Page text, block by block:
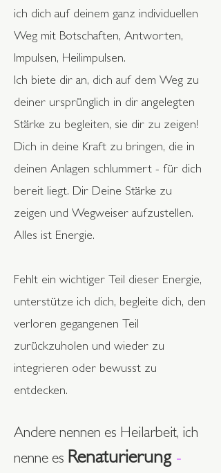
ich dich auf deinem ganz individuellen
Weg mit Botschaften, Antworten,
Impulsen, Heilimpulsen.
Ich biete dir an, dich auf dem Weg zu
deiner ursprünglich in dir angelegten
Stärke zu begleiten, sie dir zu zeigen!
Dich in deine Kraft zu bringen, die in
deinen Anlagen schlummert - für dich
bereit liegt. Dir Deine Stärke zu
zeigen und Wegweiser aufzustellen.
Alles ist Energie.
Fehlt ein wichtiger Teil dieser Energie,
unterstütze ich dich, begleite dich, den
verloren gegangenen Teil
zurückzuholen und wieder zu
integrieren oder bewusst zu
entdecken.
Andere nennen es Heilarbeit, ich
nenne es Renaturierung -